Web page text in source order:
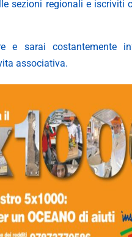
sezioni regionali e iscriviti
e sarai costantemente
associativa.